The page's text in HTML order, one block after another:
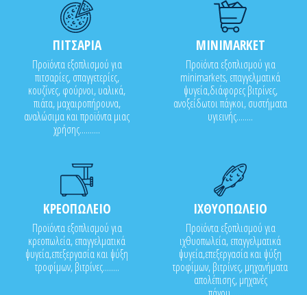
ΠΙΤΣΑΡΙΑ
Προϊόντα εξοπλισμού για
πιτσαρίες, σπαγγετερίες,
κουζίνες, φούρνοι, υαλικά,
πιάτα, μαχαιροπήρουνα,
αναλώσιμα και προϊόντα μιας
χρήσης..........
MINIMARKET
Προϊόντα εξοπλισμού για
minimarkets, επαγγελματικά
ψυγεία,διάφορες βιτρίνες,
ανοξείδωτοι πάγκοι, συστήματα
υγιεινής........
ΚΡΕΟΠΩΛΕΙΟ
Προϊόντα εξοπλισμού για
κρεοπωλεία, επαγγελματικά
ψυγεία,επεξεργασία και ψύξη
τροφίμων, βιτρίνες........
ΙΧΘΥΟΠΩΛΕΙΟ
Προϊόντα εξοπλισμού για
ιχθυοπωλεία, επαγγελματικά
ψυγεία,επεξεργασία και ψύξη
τροφίμων, βιτρίνες, μηχανήματα
απολέπισης, μηχανές